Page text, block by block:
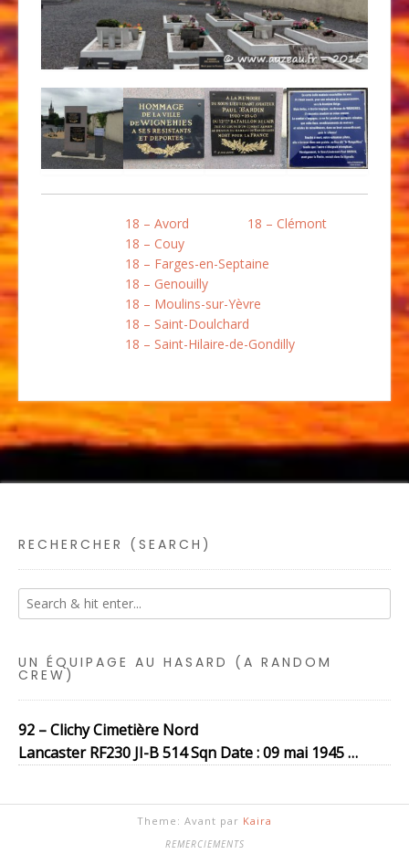
18 – Avord
18 – Clémont
18 – Couy
18 – Farges-en-Septaine
18 – Genouilly
18 – Moulins-sur-Yèvre
18 – Saint-Doulchard
18 – Saint-Hilaire-de-Gondilly
RECHERCHER (SEARCH)
UN ÉQUIPAGE AU HASARD (A RANDOM
CREW)
92 – Clichy Cimetière Nord
Lancaster RF230 JI-B 514 Sqn Date : 09 mai 1945 …
Theme: Avant par Kaira
REMERCIEMENTS